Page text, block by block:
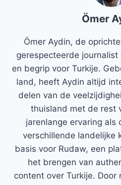
Ömer
Ömer Aydin, de
gerespecteerde
en begrip voor Turkije.
land, heeft Aydin altijd
delen van de
thuisland met de rest
jarenlange ervaring als
verschillende landelijke
basis voor Rudaw, een
het brengen van
content over Turkije. Door